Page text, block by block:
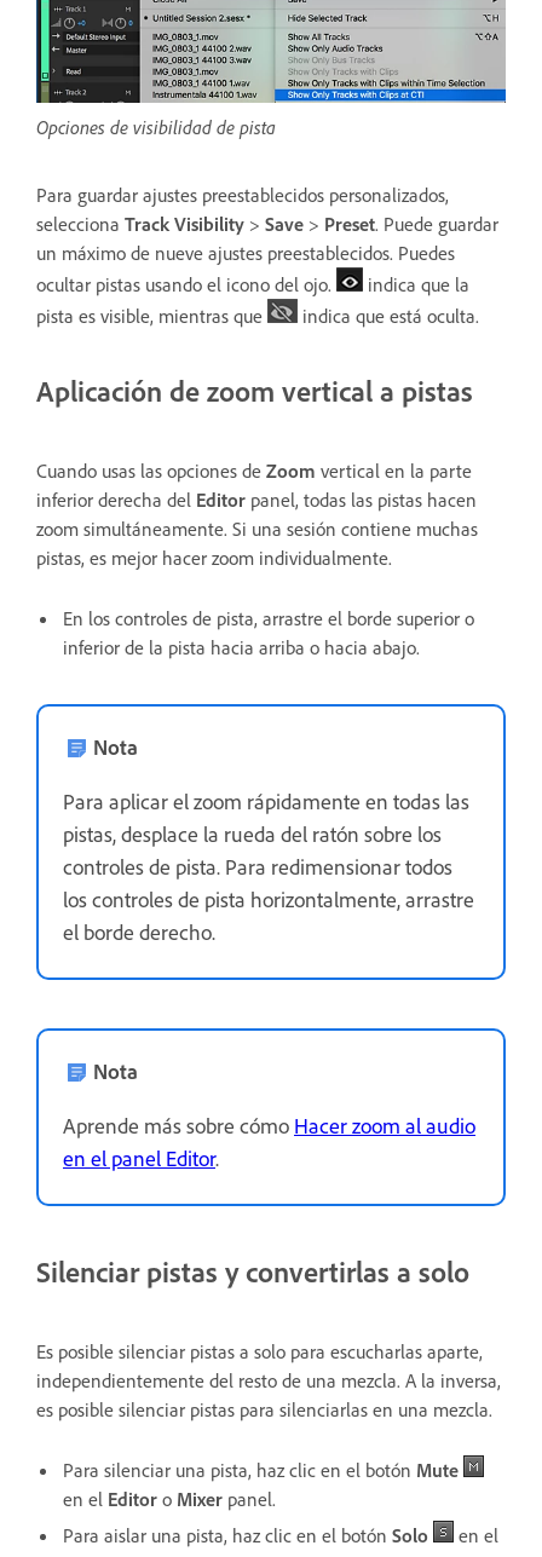
Opciones de visibilidad de pista
Para guardar ajustes preestablecidos personalizados,
selecciona Track Visibility > Save > Preset. Puede guardar
un máximo de nueve ajustes preestablecidos. Puedes
ocultar pistas usando el icono del ojo.
indica que la
pista es visible, mientras que
indica que está oculta.
Aplicación de zoom vertical a pistas
Cuando usas las opciones de Zoom vertical en la parte
inferior derecha del Editor panel, todas las pistas hacen
zoom simultáneamente. Si una sesión contiene muchas
pistas, es mejor hacer zoom individualmente.
En los controles de pista, arrastre el borde superior o
inferior de la pista hacia arriba o hacia abajo.
Nota
Para aplicar el zoom rápidamente en todas las
pistas, desplace la rueda del ratón sobre los
controles de pista. Para redimensionar todos
los controles de pista horizontalmente, arrastre
el borde derecho.
Nota
Aprende más sobre cómo Hacer zoom al audio
en el panel Editor.
Silenciar pistas y convertirlas a solo
Es posible silenciar pistas a solo para escucharlas aparte,
independientemente del resto de una mezcla. A la inversa,
es posible silenciar pistas para silenciarlas en una mezcla.
Para silenciar una pista, haz clic en el botón Mute
en el Editor o Mixer panel.
Para aislar una pista, haz clic en el botón Solo
en el